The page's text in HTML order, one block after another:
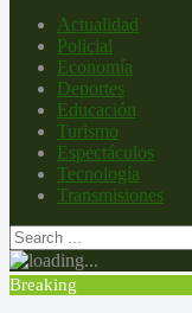
Actualidad
Policial
Economía
Deportes
Educación
Turismo
Espectáculos
Tecnología
Transmisiones
Breaking